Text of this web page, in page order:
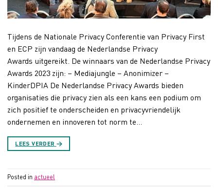
Tijdens de Nationale Privacy Conferentie van Privacy First
en ECP zijn vandaag de Nederlandse Privacy
Awards uitgereikt. De winnaars van de Nederlandse Privacy
Awards 2023 zijn: – Mediajungle – Anonimizer –
KinderDPIA De Nederlandse Privacy Awards bieden
organisaties die privacy zien als een kans een podium om
zich positief te onderscheiden en privacyvriendelijk
ondernemen en innoveren tot norm te…
LEES VERDER →
Posted in actueel